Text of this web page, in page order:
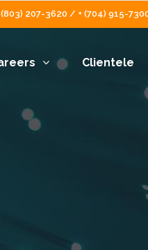
207-3620 / + (704) 915-
Clientele